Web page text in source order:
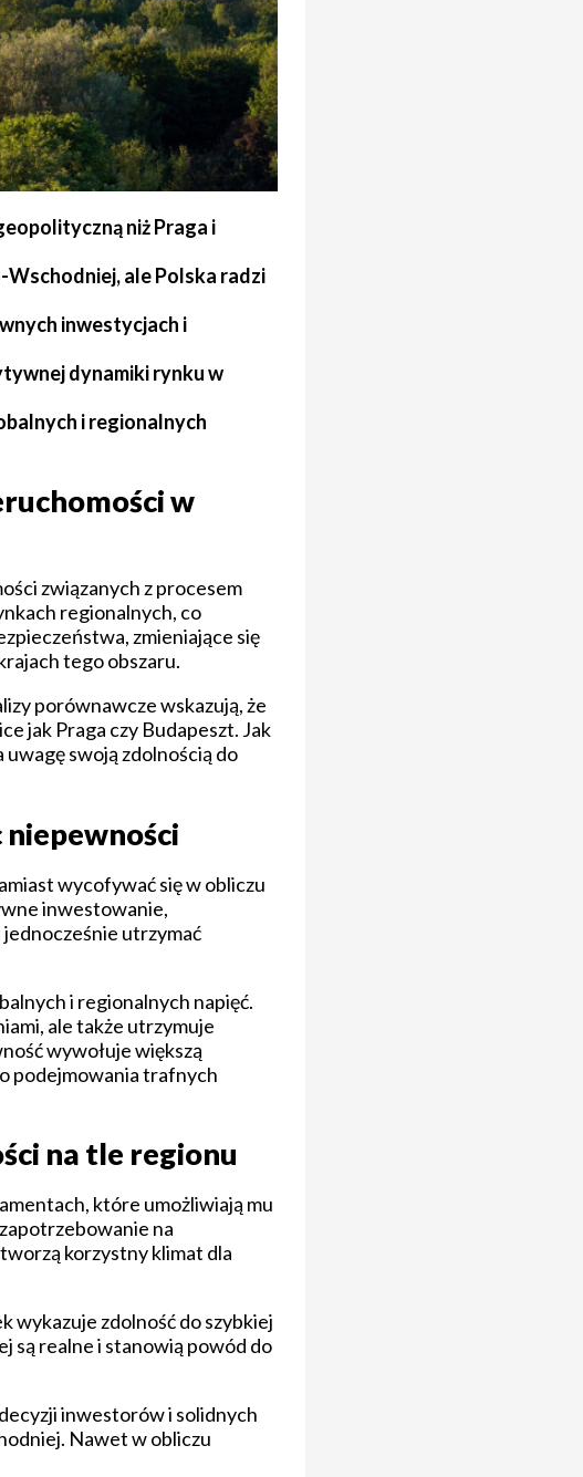
niż Praga i
ale Polska radzi
inwestycjach i
dynamiki rynku w
i regionalnych
w
związanych z procesem
regionalnych, co
zmieniające się
tego obszaru.
porównawcze wskazują, że
jak Praga czy Budapeszt. Jak
swoją zdolnością do
wycofywać się w obliczu
inwestowanie,
utrzymać
i regionalnych napięć.
ale także utrzymuje
wywołuje większą
podejmowania trafnych
na tle regionu
które umożliwiają mu
na
korzystny klimat dla
wykazuje zdolność do szybkiej
są realne i stanowią powód do
inwestorów i solidnych
Nawet w obliczu